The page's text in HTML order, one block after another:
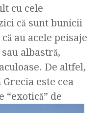
cu cele
că sunt bunicii
au acele peisaje
albastră,
De altfel,
este cea
“exotică” de